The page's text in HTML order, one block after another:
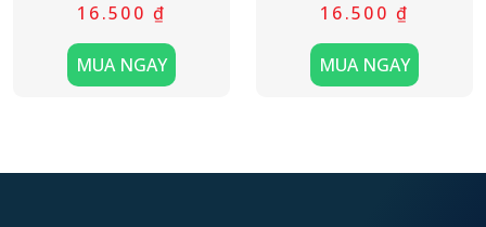
16.500 ₫
MUA NGAY
16.500 ₫
MUA NGAY